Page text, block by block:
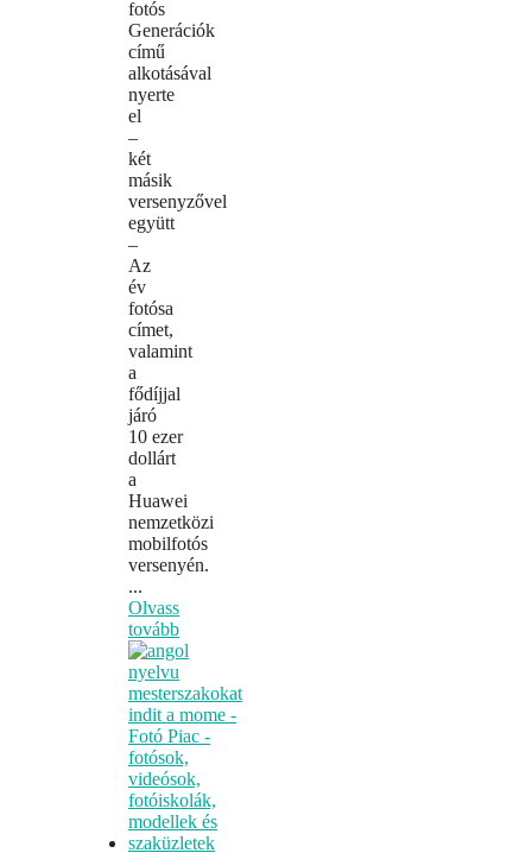
fotós
Generációk
című
alkotásával
nyerte
el
–
két
másik
versenyzővel
együtt
–
Az
év
fotósa
címet,
valamint
a
fődíjjal
járó
10 ezer
dollárt
a
Huawei
nemzetközi
mobilfotós
versenyén.
...
Olvass
tovább